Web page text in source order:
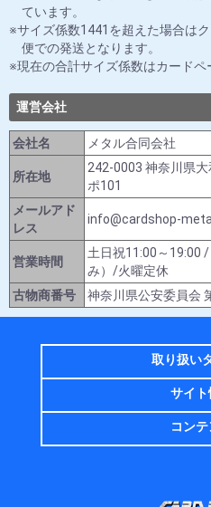
ています。
サイズ係数1441を超えた場合は
便での発送となります。
現在の合計サイズ係数はカードペ
運営会社
会社名 メタル合同会社
所在地
242-0003 神奈川県
ポ101
メールアド
レス
info@cardshop-
営業時間
土日祝11:00～19:00
み）/火曜定休
古物商番号
神奈川県公安委員会
取り扱い
サイト
コン